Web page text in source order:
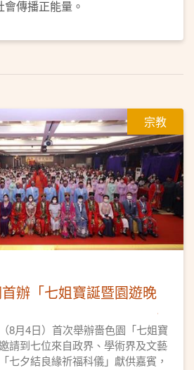
傳播正能量。
宗教
辦「七姐寶誕暨園遊晚
8月4日）首次舉辦嗇色園「七姐寶
請到七位來自政界、學術界及文藝
七夕結良緣祈福科儀」獻供嘉賓，